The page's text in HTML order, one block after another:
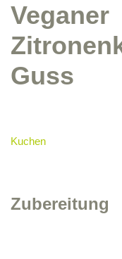
Veganer
Guss
Kuchen
Zubereitung